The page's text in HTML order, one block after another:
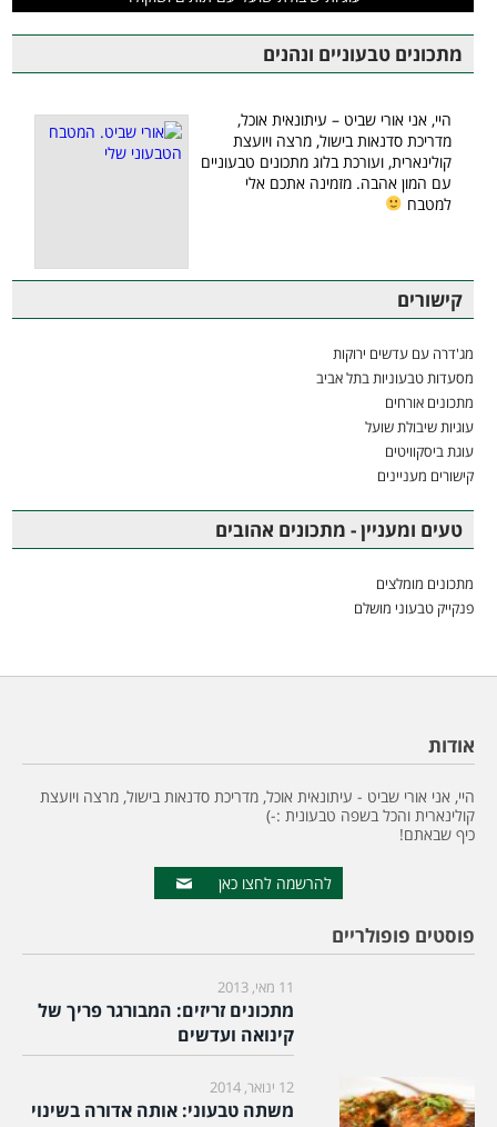
מתכונים טבעוניים ונהנים
היי, אני אורי שביט – עיתונאית אוכל,
מדריכת סדנאות בישול, מרצה ויועצת
קולינארית, ועורכת בלוג מתכונים טבעוניים
עם המון אהבה. מזמינה אתכם אלי
למטבח
קישורים
מג'דרה עם עדשים ירוקות
מסעדות טבעוניות בתל אביב
מתכונים אורחים
עוגיות שיבולת שועל
עוגת ביסקוויטים
קישורים מעניינים
טעים ומעניין - מתכונים אהובים
מתכונים מומלצים
פנקייק טבעוני מושלם
אודות
היי, אני אורי שביט - עיתונאית אוכל, מדריכת סדנאות בישול, מרצה ויועצת
קולינארית והכל בשפה טבעונית :-)
כיף שבאתם!
להרשמה לחצו כאן
פוסטים פופולריים
11 מאי, 2013
מתכונים זריזים: המבורגר פריך של
קינואה ועדשים
12 ינואר, 2014
משתה טבעוני: אותה אדורה בשינוי